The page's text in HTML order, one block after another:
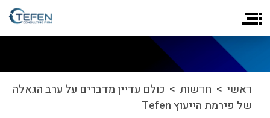
ראשי > חדשות > כולם עדיין מדברים על ערב הגאלה
של פירמת הייעוץ Tefen